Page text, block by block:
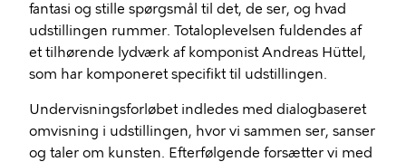
fantasi og stille spørgsmål til det, de ser, og hvad
udstillingen rummer. Totaloplevelsen fuldendes af
et tilhørende lydværk af komponist Andreas Hüttel,
som har komponeret specifikt til udstillingen.
Undervisningsforløbet indledes med dialogbaseret
omvisning i udstillingen, hvor vi sammen ser, sanser
og taler om kunsten. Efterfølgende forsætter vi med